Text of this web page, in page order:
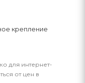
крепление
для интернет-
от цен в